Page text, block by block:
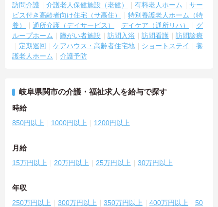
訪問介護 介護老人保健施設（老健） 有料老人ホーム
サー
ビス付き高齢者向け住宅（サ高住）
特別養護老人ホーム（特
養）
通所介護（デイサービス） デイケア（通所リハ）
グ
ループホーム
障がい者施設 訪問入浴 訪問看護
訪問診療
定期巡回
ケアハウス・高齢者住宅地 ショートステイ
養
護老人ホーム
介護予防
岐阜県関市の介護・福祉求人を給与で探す
時給
850円以上 1000円以上 1200円以上
月給
15万円以上 20万円以上 25万円以上 30万円以上
年収
250万円以上 300万円以上 350万円以上 400万円以上
50